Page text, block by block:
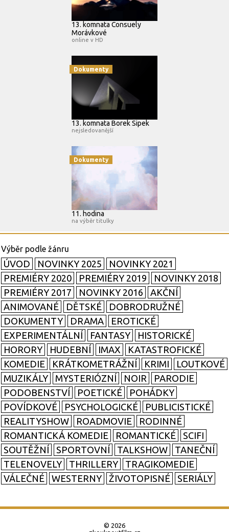
13. komnata Consuely
Morávkové
online v HD
Dokumenty
13. komnata Borek Sipek
nejsledovanější
Dokumenty
11. hodina
na výběr titulky
ÚVOD NOVINKY 2025
NOVINKY 2021
PREMIÉRY 2020
PREMIÉRY 2019
NOVINKY 2018
PREMIÉRY 2017
NOVINKY 2016
AKČNÍ
ANIMOVANÉ
DĚTSKÉ
DOBRODRUŽNÉ
DOKUMENTY
DRAMA
EROTICKÉ
EXPERIMENTÁLNÍ
FANTASY
HISTORICKÉ
HORORY
HUDEBNÍ IMAX
KATASTROFICKÉ
KOMEDIE
KRÁTKOMETRÁŽNÍ KRIMI
LOUTKOVÉ
MUZIKÁLY
MYSTERIÓZNÍ NOIR
PARODIE
PODOBENSTVÍ
POETICKÉ
POHÁDKY
POVÍDKOVÉ
PSYCHOLOGICKÉ
PUBLICISTICKÉ
REALITYSHOW
ROADMOVIE
RODINNÉ
ROMANTICKÁ KOMEDIE
ROMANTICKÉ
SCIFI
SOUTĚŽNÍ
SPORTOVNÍ TALKSHOW
TANEČNÍ
TELENOVELY
THRILLERY
TRAGIKOMEDIE
VÁLEČNÉ
WESTERNY ŽIVOTOPISNÉ SERIÁLY
© 2026